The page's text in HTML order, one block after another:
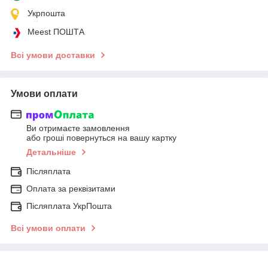
Укрпошта
Meest ПОШТА
Всі умови доставки
Умови оплати
Ви отримаєте замовлення
або гроші повернуться на вашу картку
Детальніше
Післяплата
Оплата за реквізитами
Післяплата УкрПошта
Всі умови оплати